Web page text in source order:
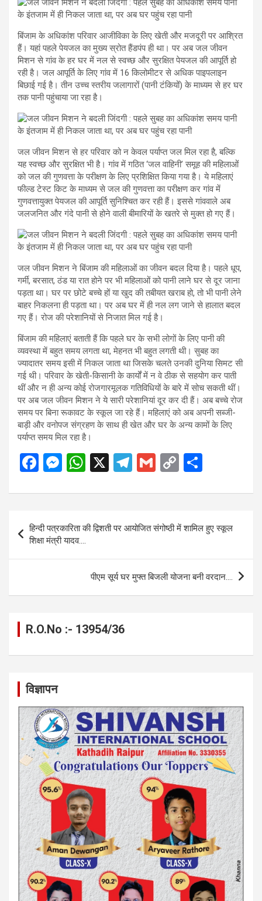
बिंजाम के अधिकांश परिवार आजीविका के लिए खेती और मजदूरी पर आश्रित
हैं। यहां पहले पेयजल का मुख्य स्रोत हैंडपंप ही था। पर अब जल जीवन
मिशन से गांव के हर घर में नल से स्वच्छ और सुरक्षित पेयजल की आपूर्ति हो
रही है। जल आपूर्ति के लिए गांव में 16 किलोमीटर से अधिक पाइपलाइन
बिछाई गई है। तीन उच्च स्तरीय जलागारों (पानी टंकियों) के माध्यम से हर घर
तक पानी पहुंचाया जा रहा है।
जल जीवन मिशन से हर परिवार को न केवल पर्याप्त जल मिल रहा है, बल्कि
यह स्वच्छ और सुरक्षित भी है। गांव में गठित ‘जल वाहिनी’ समूह की महिलाओं
को जल की गुणवत्ता के परीक्षण के लिए प्रशिक्षित किया गया है। ये महिलाएं
फील्ड टेस्ट किट के माध्यम से जल की गुणवत्ता का परीक्षण कर गांव में
गुणवत्तायुक्त पेयजल की आपूर्ति सुनिश्चित कर रही हैं। इससे गांववाले अब
जलजनित और गंदे पानी से होने वाली बीमारियों के खतरे से मुक्त हो गए हैं।
जल जीवन मिशन ने बिंजाम की महिलाओं का जीवन बदल दिया है। पहले धूप,
गर्मी, बरसात, ठंड या रात होने पर भी महिलाओं को पानी लाने घर से दूर जाना
पड़ता था। घर पर छोटे बच्चे हों या खुद की तबीयत खराब हो, तो भी पानी लेने
बाहर निकलना ही पड़ता था। पर अब घर में ही नल लग जाने से हालात बदल
गए हैं। रोज की परेशानियों से निजात मिल गई है।
बिंजाम की महिलाएं बताती हैं कि पहले घर के सभी लोगों के लिए पानी की
व्यवस्था में बहुत समय लगता था, मेहनत भी बहुत लगती थी। सुबह का
ज्यादातर समय इसी में निकल जाता था जिसके चलते उनकी दुनिया सिमट सी
गई थी। परिवार के खेती-किसानी के कार्यों में न वे ठीक से सहयोग कर पाती
थीं और न ही अन्य कोई रोजगारमूलक गतिविधियों के बारे में सोच सकती थीं।
पर अब जल जीवन मिशन ने ये सारी परेशानियां दूर कर दी हैं। अब बच्चे रोज
समय पर बिना रूकावट के स्कूल जा रहे हैं। महिलाएं को अब अपनी सब्जी-
बाड़ी और वनोपज संग्रहण के साथ ही खेत और घर के अन्य कामों के लिए
पर्याप्त समय मिल रहा है।
F
ce
b
o
o
M
se
n
g
er
W
at
s
A
p
p
X
T
e
gr
a
m
G
ail
C
py
Li
n
k
ar
Post
navigation
हिन्दी पत्रकारिता की द्विशती पर आयोजित संगोष्ठी में शामिल हुए स्कूल
शिक्षा मंत्री यादव….
पीएम सूर्य घर मुफ्त बिजली योजना बनी वरदान….
R.O.No :- 13954/36
विज्ञापन